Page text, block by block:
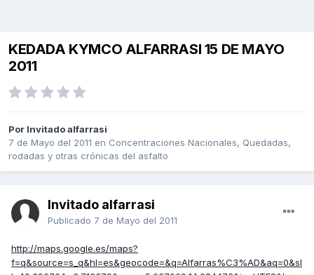
KEDADA KYMCO ALFARRASI 15 DE MAYO
2011
Por Invitado alfarrasi
7 de Mayo del 2011 en Concentraciones Nacionales, Quedadas,
rodadas y otras crónicas del asfalto
Invitado alfarrasi
Publicado 7 de Mayo del 2011
http://maps.google.es/maps?
f=q&source=s_q&hl=es&geocode=&q=Alfarras%C3%AD&aq=0&sl